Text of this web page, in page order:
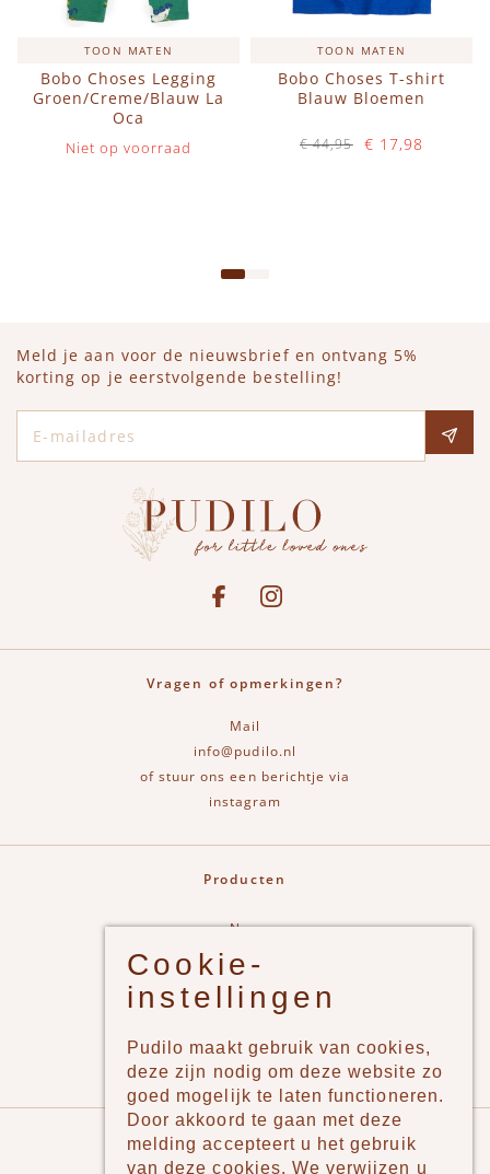
TOON MATEN
Bobo Choses Legging
Groen/Creme/Blauw La
Oca
Niet op voorraad
TOON MATEN
Bobo Choses T-shirt
Blauw Bloemen
€ 17,98
€ 44,95
Meld je aan voor de nieuwsbrief en ontvang 5%
korting op je eerstvolgende bestelling!
See our FacebookBekijk onze Instagram pagina
Vragen of opmerkingen?
Mail
info@pudilo.nl
of stuur ons een berichtje via
instagram
Producten
New
Jongens
Meisjes
Merken
Pudilo
Cookie-
instellingen
Pudilo maakt gebruik van cookies,
deze zijn nodig om deze website zo
goed mogelijk te laten functioneren.
Door akkoord te gaan met deze
melding accepteert u het gebruik
van deze cookies. We verwijzen u